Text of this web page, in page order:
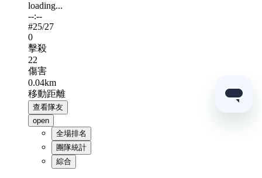
loading...
--:--
#25/27
0
擊殺
22
傷害
0.04km
移動距離
查看隊友
open
全場排名
團隊統計
綜合